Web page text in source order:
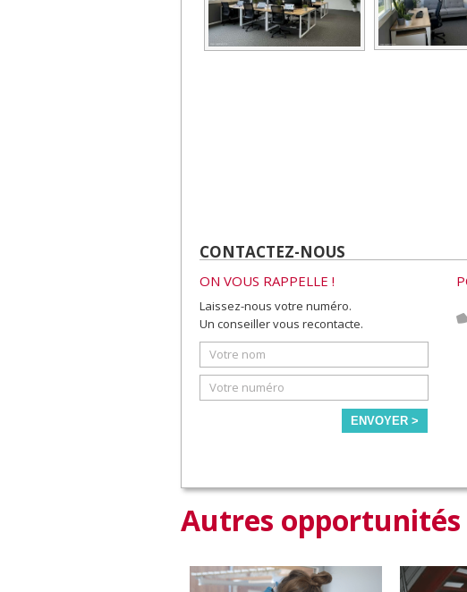
CONTACTEZ-NOUS
ON VOUS RAPPELLE !
Laissez-nous votre numéro.
Un conseiller vous recontacte.
ENVOYER >
Autres